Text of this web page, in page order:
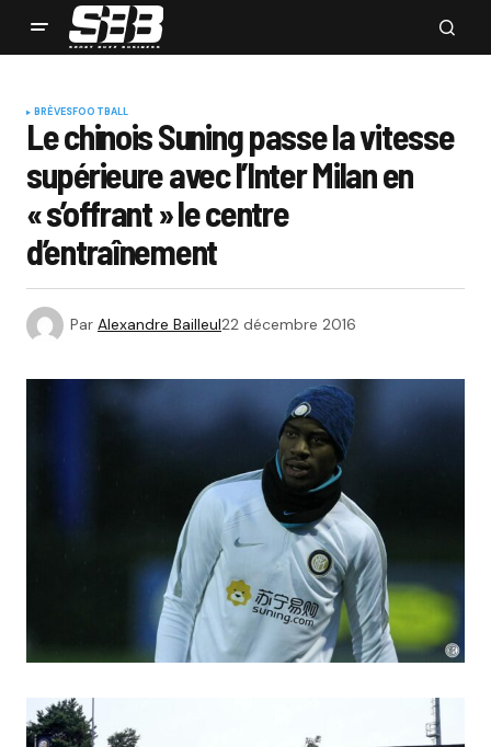
BRÈVESFOOTBALL
Le chinois Suning passe la vitesse
supérieure avec l’Inter Milan en
« s’offrant » le centre
d’entraînement
Par Alexandre Bailleul22 décembre 2016